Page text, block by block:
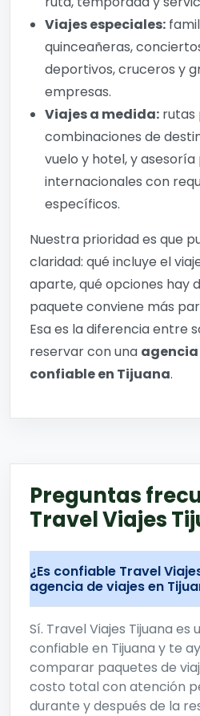
Viajes especiales:
quinceañeras,
deportivos, cruceros y
empresas.
Viajes a medida: rutas
combinaciones de
vuelo y hotel, y asesoría
internacionales con
específicos.
Nuestra prioridad es que
claridad: qué incluye el
aparte, qué opciones hay
paquete conviene más
Esa es la diferencia entre
reservar con una
confiable en Tijuana.
Preguntas
Travel Viajes
¿Es confiable Travel
agencia de viajes en
Sí. Travel Viajes Tijuana es
confiable en Tijuana y te
comparar paquetes de
costo total con atención
durante y después de la